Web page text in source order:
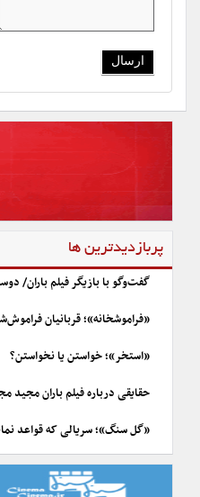
پربازدیدترین ها
گفت‌وگو با بازیگر فیلم باران/
«فراموشخانه»؛ قربانیان
«استخر»؛ خواستن یا نخواستن؟
حقایقی درباره فیلم باران مجید
«گل سنگ»؛ سریالی که قواعد